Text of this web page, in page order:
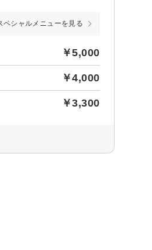
ペシャルメニューを見る
￥5,000
￥4,000
￥3,300